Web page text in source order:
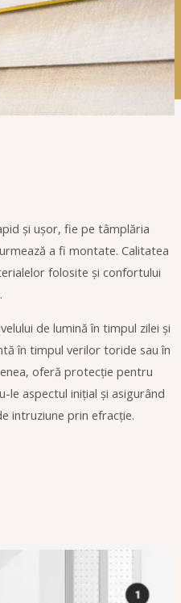
și ușor, fie pe tâmplăria
a fi montate. Calitatea
folosite și confortului
de lumină în timpul zilei și
în timpul verilor toride sau în
oferă protecție pentru
le aspectul inițial și asigurând
intruziune prin efracție.